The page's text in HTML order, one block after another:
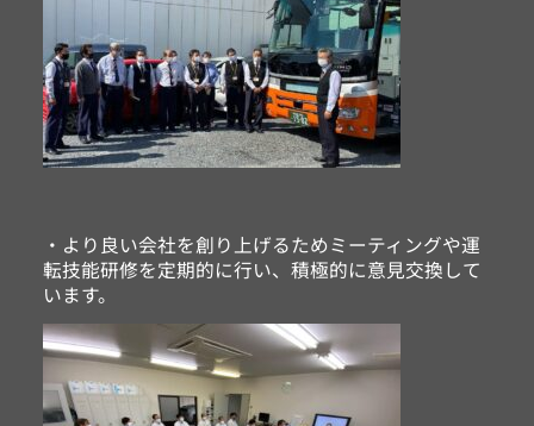
・より良い会社を創り上げるためミーティングや運
転技能研修を定期的に行い、積極的に意見交換して
います。